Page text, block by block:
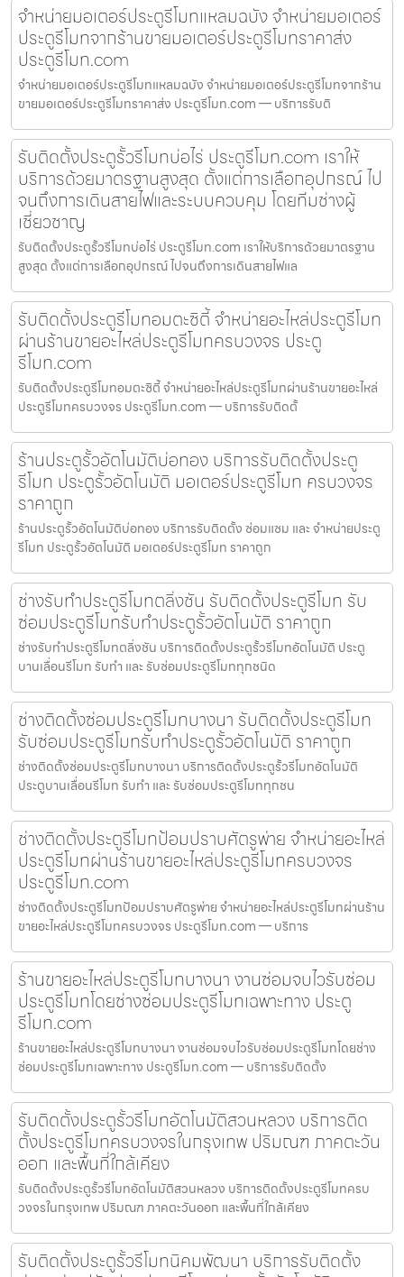
จำหน่ายมอเตอร์ประตูรีโมทแหลมฉบัง จำหน่ายมอเตอร์
ประตูรีโมทจากร้านขายมอเตอร์ประตูรีโมทราคาส่ง
ประตูรีโมท.com
จำหน่ายมอเตอร์ประตูรีโมทแหลมฉบัง จำหน่ายมอเตอร์ประตูรีโมทจากร้าน
ขายมอเตอร์ประตูรีโมทราคาส่ง ประตูรีโมท.com — บริการรับติ
รับติดตั้งประตูรั้วรีโมทบ่อไร่ ประตูรีโมท.com เราให้
บริการด้วยมาตรฐานสูงสุด ตั้งแต่การเลือกอุปกรณ์ ไป
จนถึงการเดินสายไฟและระบบควบคุม โดยทีมช่างผู้
เชี่ยวชาญ
รับติดตั้งประตูรั้วรีโมทบ่อไร่ ประตูรีโมท.com เราให้บริการด้วยมาตรฐาน
สูงสุด ตั้งแต่การเลือกอุปกรณ์ ไปจนถึงการเดินสายไฟแล
รับติดตั้งประตูรีโมทอมตะซิตี้ จำหน่ายอะไหล่ประตูรีโมท
ผ่านร้านขายอะไหล่ประตูรีโมทครบวงจร ประตู
รีโมท.com
รับติดตั้งประตูรีโมทอมตะซิตี้ จำหน่ายอะไหล่ประตูรีโมทผ่านร้านขายอะไหล่
ประตูรีโมทครบวงจร ประตูรีโมท.com — บริการรับติดตั้
ร้านประตูรั้วอัตโนมัติบ่อทอง บริการรับติดตั้งประตู
รีโมท ประตูรั้วอัตโนมัติ มอเตอร์ประตูรีโมท ครบวงจร
ราคาถูก
ร้านประตูรั้วอัตโนมัติบ่อทอง บริการรับติดตั้ง ซ่อมแซม และ จำหน่ายประตู
รีโมท ประตูรั้วอัตโนมัติ มอเตอร์ประตูรีโมท ราคาถูก
ช่างรับทำประตูรีโมทตลิ่งชัน รับติดตั้งประตูรีโมท รับ
ซ่อมประตูรีโมทรับทำประตูรั้วอัตโนมัติ ราคาถูก
ช่างรับทำประตูรีโมทตลิ่งชัน บริการติดตั้งประตูรั้วรีโมทอัตโนมัติ ประตู
บานเลื่อนรีโมท รับทำ และ รับซ่อมประตูรีโมททุกชนิด
ช่างติดตั้งซ่อมประตูรีโมทบางนา รับติดตั้งประตูรีโมท
รับซ่อมประตูรีโมทรับทำประตูรั้วอัตโนมัติ ราคาถูก
ช่างติดตั้งซ่อมประตูรีโมทบางนา บริการติดตั้งประตูรั้วรีโมทอัตโนมัติ
ประตูบานเลื่อนรีโมท รับทำ และ รับซ่อมประตูรีโมททุกชน
ช่างติดตั้งประตูรีโมทป้อมปราบศัตรูพ่าย จำหน่ายอะไหล่
ประตูรีโมทผ่านร้านขายอะไหล่ประตูรีโมทครบวงจร
ประตูรีโมท.com
ช่างติดตั้งประตูรีโมทป้อมปราบศัตรูพ่าย จำหน่ายอะไหล่ประตูรีโมทผ่านร้าน
ขายอะไหล่ประตูรีโมทครบวงจร ประตูรีโมท.com — บริการ
ร้านขายอะไหล่ประตูรีโมทบางนา งานซ่อมจบไวรับซ่อม
ประตูรีโมทโดยช่างซ่อมประตูรีโมทเฉพาะทาง ประตู
รีโมท.com
ร้านขายอะไหล่ประตูรีโมทบางนา งานซ่อมจบไวรับซ่อมประตูรีโมทโดยช่าง
ซ่อมประตูรีโมทเฉพาะทาง ประตูรีโมท.com — บริการรับติดตั้ง
รับติดตั้งประตูรั้วรีโมทอัตโนมัติสวนหลวง บริการติด
ตั้งประตูรีโมทครบวงจรในกรุงเทพ ปริมณฑ ภาคตะวัน
ออก และพื้นที่ใกล้เคียง
รับติดตั้งประตูรั้วรีโมทอัตโนมัติสวนหลวง บริการติดตั้งประตูรีโมทครบ
วงจรในกรุงเทพ ปริมณฑ ภาคตะวันออก และพื้นที่ใกล้เคียง
รับติดตั้งประตูรั้วรีโมทนิคมพัฒนา บริการรับติดตั้ง